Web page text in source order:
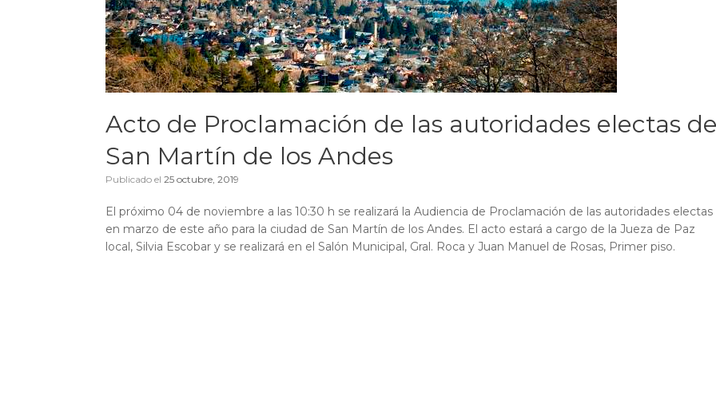
Acto de Proclamación de las autoridades electas
San Martín de los Andes
Publicado el 25 octubre, 2019
El próximo 04 de noviembre a las 10:30 h se realizará la Audiencia de Proclamación de las autoridades electas
en marzo de este año para la ciudad de San Martín de los Andes. El acto estará a cargo de la Jueza de Paz
local, Silvia Escobar y se realizará en el Salón Municipal, Gral. Roca y Juan Manuel de Rosas, Primer piso.